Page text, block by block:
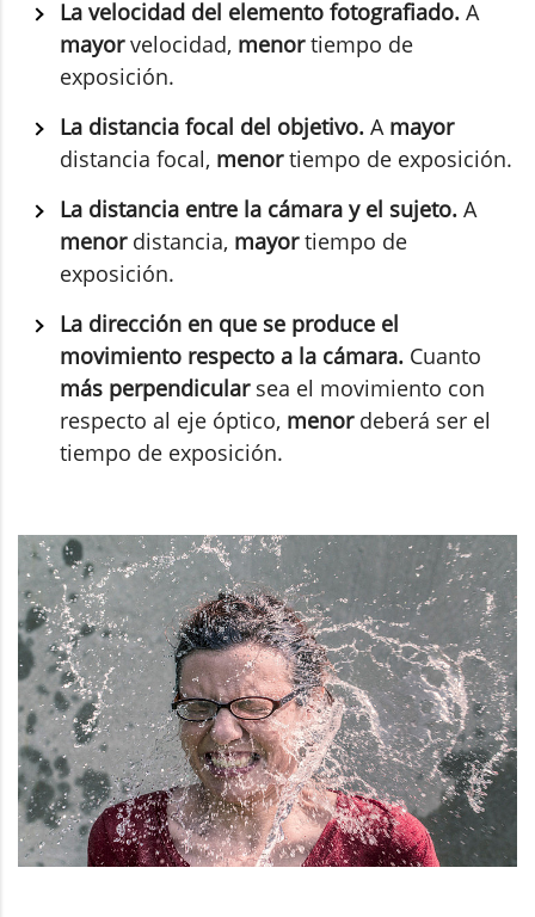
La velocidad del elemento fotografiado. A
mayorvelocidad, menortiempo de
exposición.
La distancia focal del objetivo. A mayor
distancia focal, menortiempo de exposición.
La distancia entre la cámara y el sujeto. A
menordistancia, mayortiempo de
exposición.
La dirección en que se produce el
movimiento respecto a la cámara. Cuanto
más perpendicularsea el movimiento con
respecto al eje óptico, menordeberá ser el
tiempo de exposición.